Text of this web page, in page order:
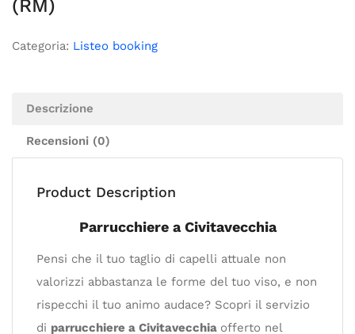
(RM)
Categoria: Listeo booking
Descrizione
Recensioni (0)
Product Description
Parrucchiere a Civitavecchia
Pensi che il tuo taglio di capelli attuale non
valorizzi abbastanza le forme del tuo viso, e non
rispecchi il tuo animo audace? Scopri il servizio
di parrucchiere a Civitavecchia offerto nel